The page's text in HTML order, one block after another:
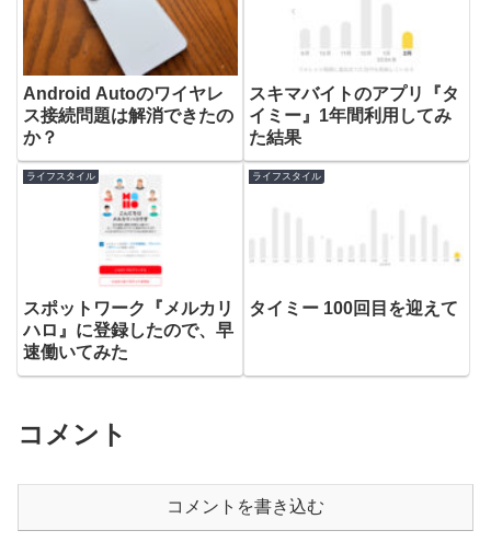
Android Autoのワイヤレ
ス接続問題は解消できたの
か？
スキマバイトのアプリ『タ
イミー』1年間利用してみ
た結果
ライフスタイル
スポットワーク『メルカリ
ハロ』に登録したので、早
速働いてみた
ライフスタイル
タイミー 100回目を迎えて
コメント
コメントを書き込む